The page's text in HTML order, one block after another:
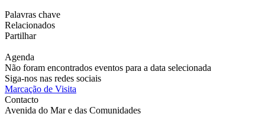
Palavras chave
Relacionados
Partilhar
Agenda
Não foram encontrados eventos para a data selecionada
Siga-nos nas redes sociais
Marcação de Visita
Contacto
Avenida do Mar e das Comunidades